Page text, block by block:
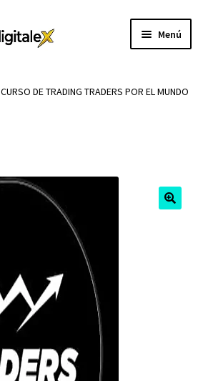
Menú
hijo
CURSO DE TRADING TRADERS POR EL MUNDO